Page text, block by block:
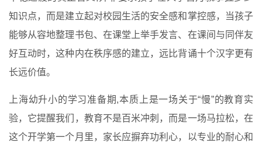
知识点，而是建立起对校园生活的安全感和掌控感，当孩子
能够从容地整理书包、在课堂上举手发言、在课间与同伴友
好互动时，这种内在秩序感的建立，远比背诵十个汉字更有
长远价值。
上海幼升小的学习准备期,本质上是一场关于“慢”的教育实
验，它提醒我们，教育不是百米冲刺，而是一场马拉松，在
这个开学第一个月里，家长应摒弃功利心，以专业的耐心和